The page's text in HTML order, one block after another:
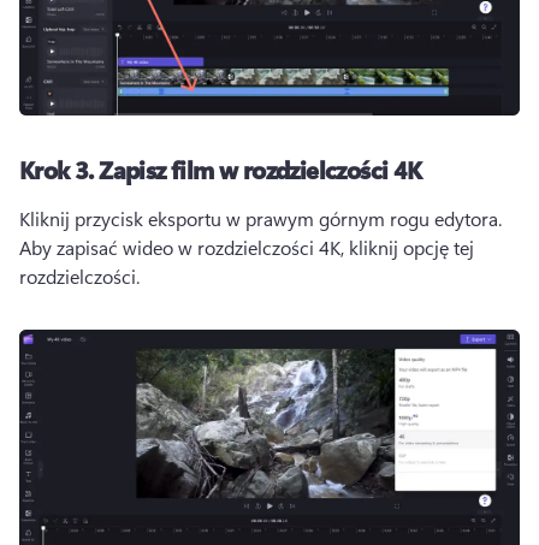
Krok 3.Zapisz film w rozdzielczości 4K
Aby zapisać wideo w rozdzielczości 4K, kliknij opcję tej
rozdzielczości.